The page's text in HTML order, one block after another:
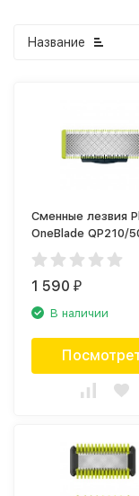
Название
Сменные лезвия
OneBlade QP210/
1 590₽
В наличии